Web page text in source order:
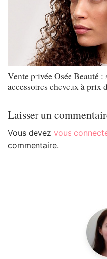
Vente privée Osée Beauté
accessoires cheveux à prix
Laisser un
Vous devez vous
commentaire.